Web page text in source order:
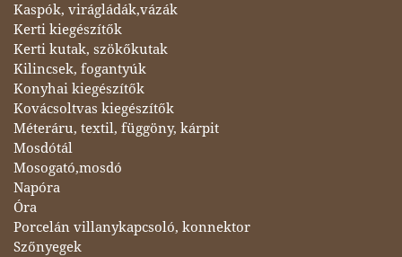
Kaspók, virágládák,vázák
Kerti kiegészítők
Kerti kutak, szökőkutak
Kilincsek, fogantyúk
Konyhai kiegészítők
Kovácsoltvas kiegészítők
Méteráru, textil, függöny, kárpit
Mosdótál
Mosogató,mosdó
Napóra
Óra
Porcelán villanykapcsoló, konnektor
Szőnyegek